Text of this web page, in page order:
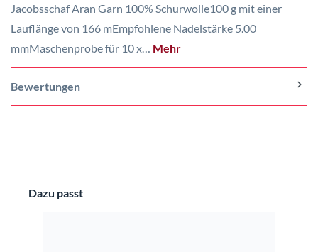
Jacobsschaf Aran Garn 100% Schurwolle100 g mit einer
Lauflänge von 166 mEmpfohlene Nadelstärke 5.00
mmMaschenprobe für 10 x… Mehr
Bewertungen
Produktgalerie überspringen
Dazu passt